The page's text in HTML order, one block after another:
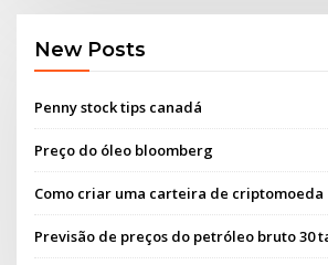
New Posts
Penny stock tips canadá
Preço do óleo bloomberg
Como criar uma carteira de criptomoeda
Previsão de preços do petróleo bruto 30